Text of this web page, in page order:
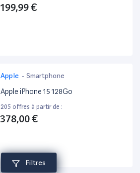
Filtres
199,99 €
Apple - Smartphone
Apple iPhone 15 128Go
205 offres à partir de :
378,00 €